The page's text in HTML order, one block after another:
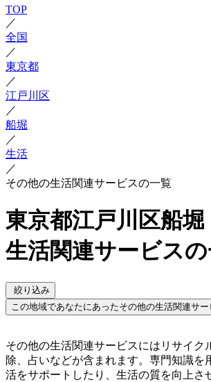
TOP
／
全国
／
東京都
／
江戸川区
／
船堀
／
生活
／
その他の生活関連サービスの一覧
東京都江戸川区船
生活関連サービス
絞り込み
この地域であなたにあったその他の生活関連サ
その他の生活関連サービスにはリサイク
除、占いなどが含まれます。専門知識を
活をサポートしたり、生活の質を向上さ